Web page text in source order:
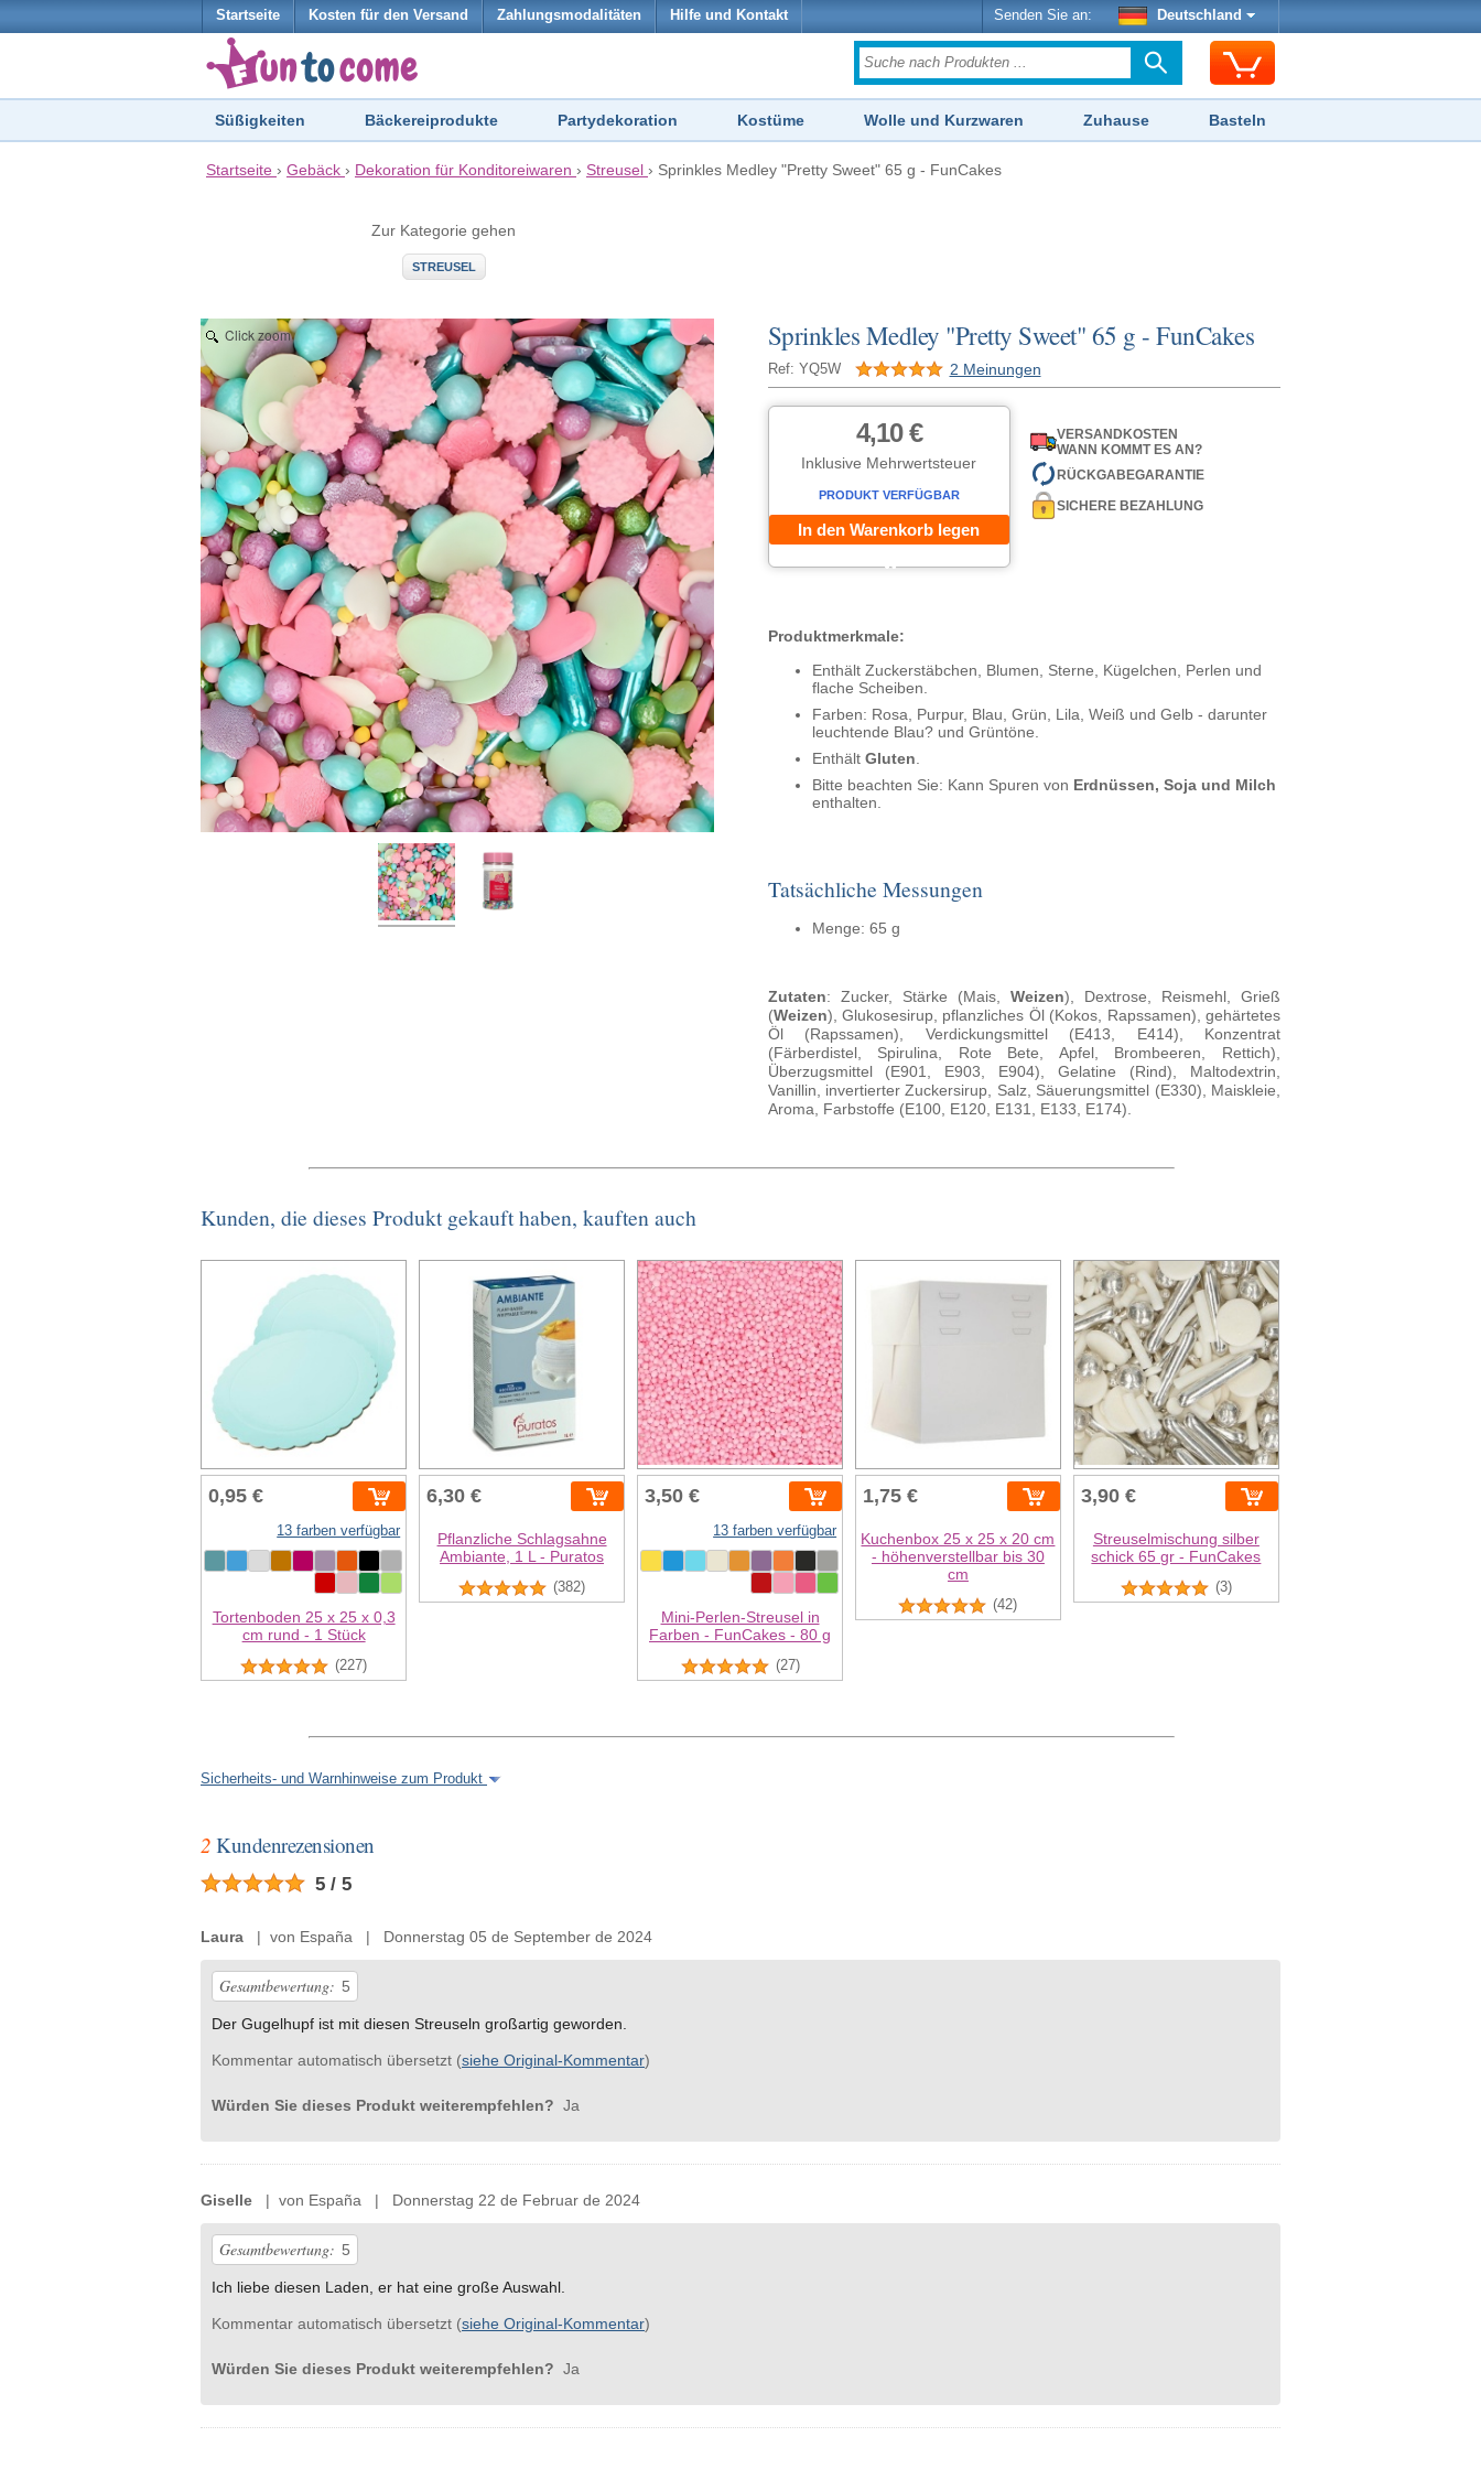
Startseite Kosten für den Versand Zahlungsmodalitäten Hilfe und Kontakt Senden Sie an: Deutschland
Süßigkeiten Bäckereiprodukte Partydekoration Kostüme Wolle und Kurzwaren Zuhause Basteln
Startseite › Gebäck › Dekoration für Konditoreiwaren › Streusel › Sprinkles Medley "Pretty Sweet" 65 g - FunCakes
Zur Kategorie gehen
STREUSEL
Sprinkles Medley "Pretty Sweet" 65 g - FunCakes
Ref: YQ5W 2 Meinungen
Click zoom
4,10 €
Inklusive Mehrwertsteuer
PRODUKT VERFÜGBAR
In den Warenkorb legen
VERSANDKOSTEN
WANN KOMMT ES AN?
RÜCKGABEGARANTIE
SICHERE BEZAHLUNG
Produktmerkmale:
Enthält Zuckerstäbchen, Blumen, Sterne, Kügelchen, Perlen und
flache Scheiben.
Farben: Rosa, Purpur, Blau, Grün, Lila, Weiß und Gelb - darunter
leuchtende Blau? und Grüntöne.
Enthält Gluten
Bitte beachten Sie: Kann Spuren von Erdnüssen, Soja und Milch
enthalten.
Tatsächliche Messungen
Menge: 65 g
Zutaten: Zucker, Stärke (Mais, Weizen), Dextrose, Reismehl, Grieß
(Weizen), Glukosesirup, pflanzliches Öl (Kokos, Rapssamen), gehärtetes
Öl (Rapssamen), Verdickungsmittel (E413, E414), Konzentrat
(Färberdistel, Spirulina, Rote Bete, Apfel, Brombeeren, Rettich),
Überzugsmittel (E901, E903, E904), Gelatine (Rind), Maltodextrin,
Vanillin, invertierter Zuckersirup, Salz, Säuerungsmittel (E330), Maiskleie,
Aroma, Farbstoffe (E100, E120, E131, E133, E174).
Kunden, die dieses Produkt gekauft haben, kauften auch
0,95 €
13 farben verfügbar
Tortenboden 25 x 25 x 0,3
cm rund - 1 Stück
(227)
6,30 €
Pflanzliche Schlagsahne
Ambiante, 1 L - Puratos
(382)
3,50 €
13 farben verfügbar
Mini-Perlen-Streusel in
Farben - FunCakes - 80 g
(27)
1,75 €
Kuchenbox 25 x 25 x 20 cm
- höhenverstellbar bis 30
cm
(42)
3,90 €
Streuselmischung silber
schick 65 gr - FunCakes
(3)
Sicherheits- und Warnhinweise zum Produkt
2 Kundenrezensionen
5 / 5
Laura | von España | Donnerstag 05 de September de 2024
Gesamtbewertung: 5
Der Gugelhupf ist mit diesen Streuseln großartig geworden.
Kommentar automatisch übersetzt (siehe Original-Kommentar)
Würden Sie dieses Produkt weiterempfehlen? Ja
Giselle | von España | Donnerstag 22 de Februar de 2024
Gesamtbewertung: 5
Ich liebe diesen Laden, er hat eine große Auswahl.
Kommentar automatisch übersetzt (siehe Original-Kommentar)
Würden Sie dieses Produkt weiterempfehlen? Ja